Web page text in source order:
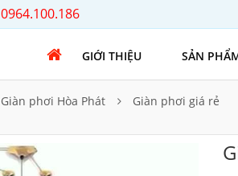
0964.100.186
GIỚI THIỆU SẢN
Giàn phơi Hòa Phát Giàn phơi giá rẻ